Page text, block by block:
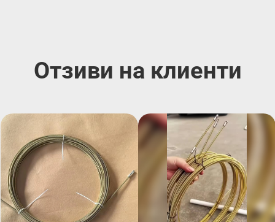
Отзиви на клиенти